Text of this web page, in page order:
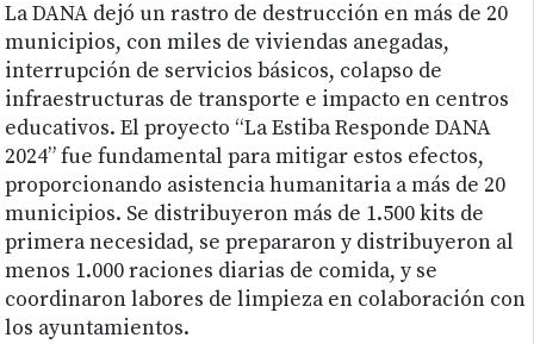
La DANA dejó un rastro de destrucción en más de 20
municipios, con miles de viviendas anegadas,
interrupción de servicios básicos, colapso de
infraestructuras de transporte e impacto en centros
educativos. El proyecto “La Estiba Responde DANA
2024” fue fundamental para mitigar estos efectos,
proporcionando asistencia humanitaria a más de 20
municipios. Se distribuyeron más de 1.500 kits de
primera necesidad, se prepararon y distribuyeron al
menos 1.000 raciones diarias de comida, y se
coordinaron labores de limpieza en colaboración con
los ayuntamientos.